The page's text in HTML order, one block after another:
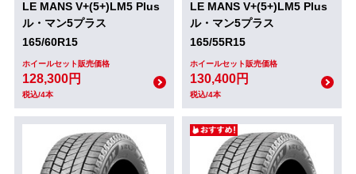
LE MANS V+(5+)LM5 Plus
ル・マン5プラス
165/60R15
ホイールセット販売価格
128,300円
税込/4本
LE MANS V+(5+)LM5 Plus
ル・マン5プラス
165/55R15
ホイールセット販売価格
130,400円
税込/4本